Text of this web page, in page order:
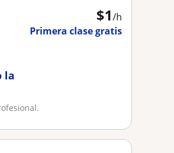
$1/h
Primera clase gratis
la